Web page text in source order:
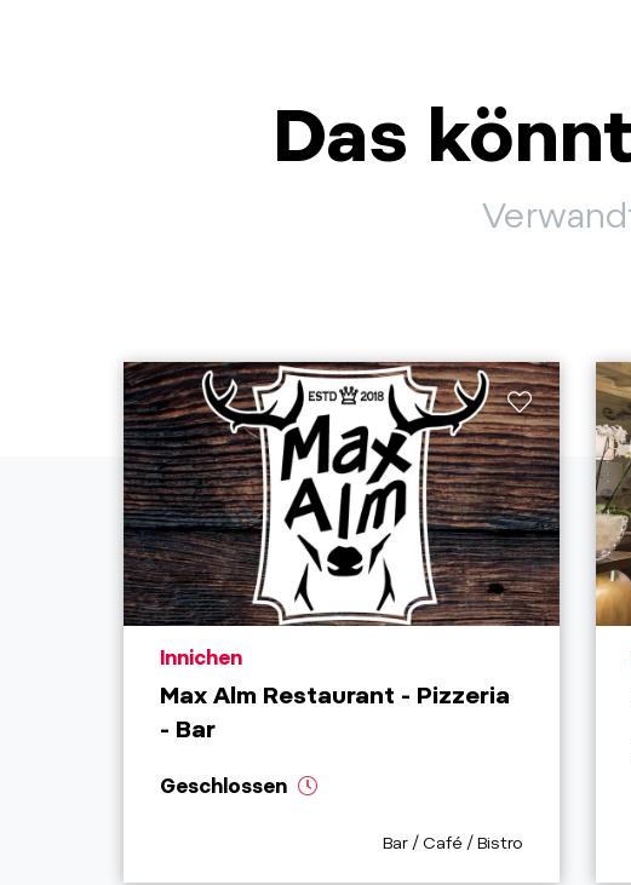
Das
aria.poi_location_prefix
Innichen
Max Alm Restaurant - Pizzeria
- Bar
Geschlossen
aria.poi_category_prefix
Bar / Café / Bistro